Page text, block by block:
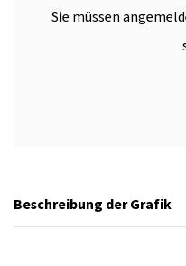
Sie müssen
Beschreibung der Grafik